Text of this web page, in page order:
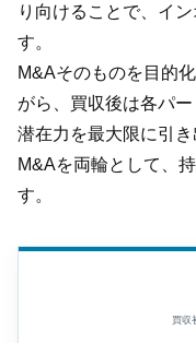
り向けることで、イ
す。
M&Aそのものを目的
がら、買収後は各パ
潜在力を最大限に引
M&Aを両輪として、
す。
買収